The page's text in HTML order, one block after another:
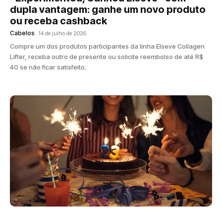
dupla vantagem: ganhe um novo produto
ou receba cashback
Cabelos 14 de julho de 2026
Compre um dos produtos participantes da linha Elseve Collagen
Lifter, receba outro de presente ou solicite reembolso de até R$
40 se não ficar satisfeito.